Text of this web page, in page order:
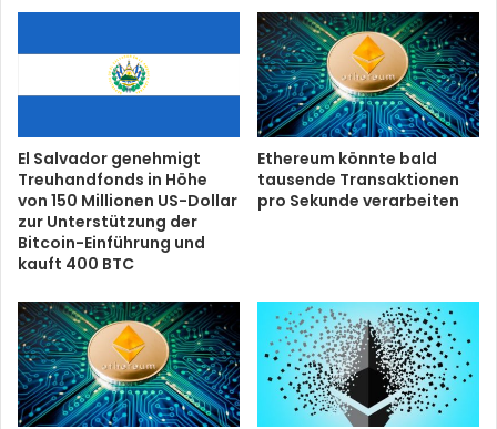
El Salvador genehmigt
Treuhandfonds in Höhe
von 150 Millionen US-Dollar
zur Unterstützung der
Bitcoin-Einführung und
kauft 400 BTC
Ethereum könnte bald
tausende Transaktionen
pro Sekunde verarbeiten